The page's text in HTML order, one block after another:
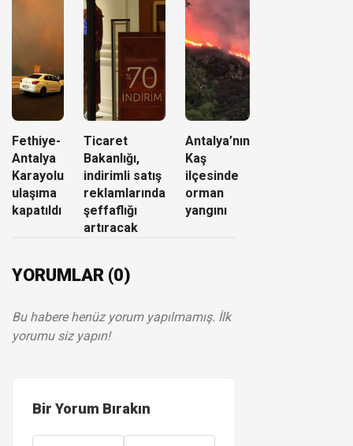
Fethiye-
Antalya
Karayolu
ulaşıma
kapatıldı
Ticaret
Bakanlığı,
indirimli satış
reklamlarında
şeffaflığı
artıracak
Antalya’nın
Kaş
ilçesinde
orman
yangını
YORUMLAR (0)
Bu habere henüz yorum yapılmamış. İlk
yorumu siz yapın!
Bir Yorum Bırakın